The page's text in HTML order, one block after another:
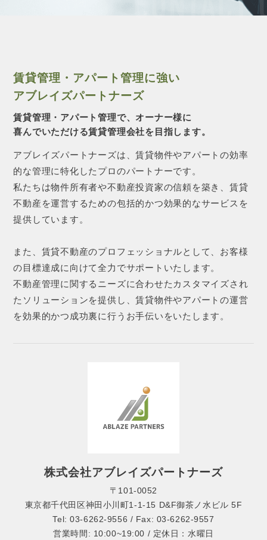
CONTACT
賃貸管理・アパート管理に強い
アブレイズパートナーズ
賃貸管理・アパート管理で、オーナー様に
喜んでいただける賃貸管理会社を目指します。
アブレイズパートナーズは、賃貸物件やアパートの効率
的な管理に特化したプロのパートナーです。
私たちは物件所有者や不動産投資家の信頼を築き、賃貸
不動産を運営するための包括的かつ効果的なサービスを
提供しています。
また、賃貸不動産のプロフェッショナルとして、お客様
の目標達成に向けて全力でサポートいたします。
不動産管理に関するニーズに合わせたカスタマイズされ
たソリューションを提供し、賃貸物件やアパートの運営
を効果的かつ成功裏に行うお手伝いをいたします。
株式会社アブレイズパートナーズ
〒101-0052
東京都千代田区神田小川町1-1-15 D&F御茶ノ水ビル 5F
Tel: 03-6262-9556 / Fax: 03-6262-9557
営業時間: 10:00~19:00 / 定休日：水曜日